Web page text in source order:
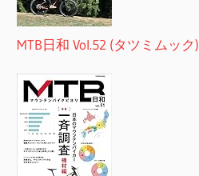
MTB日和 Vol.52 (タツミムック)